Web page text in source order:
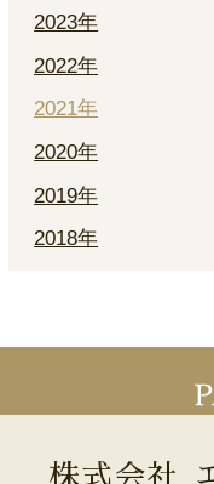
2023年
2022年
2021年
2020年
2019年
2018年
株式会社